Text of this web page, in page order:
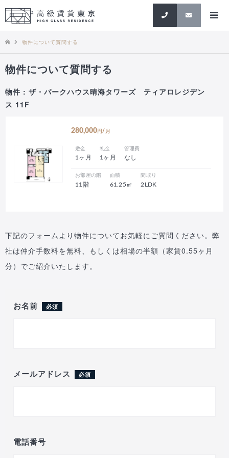
検索
物件について質問する
物件について質問する
物件 : ザ・パークハウス晴海タワーズ ティアロレジデン
ス 11F
280,000 円/月
敷金
1ヶ月
礼金
1ヶ月
管理費
なし
お部屋の階
11階
面積
61.25㎡
間取り
2LDK
下記のフォームより物件についてお気軽にご質問ください。弊
社は仲介手数料を無料、もしくは相場の半額（家賃0.55ヶ月
分）でご紹介いたします。
お名前 必須
メールアドレス 必須
電話番号